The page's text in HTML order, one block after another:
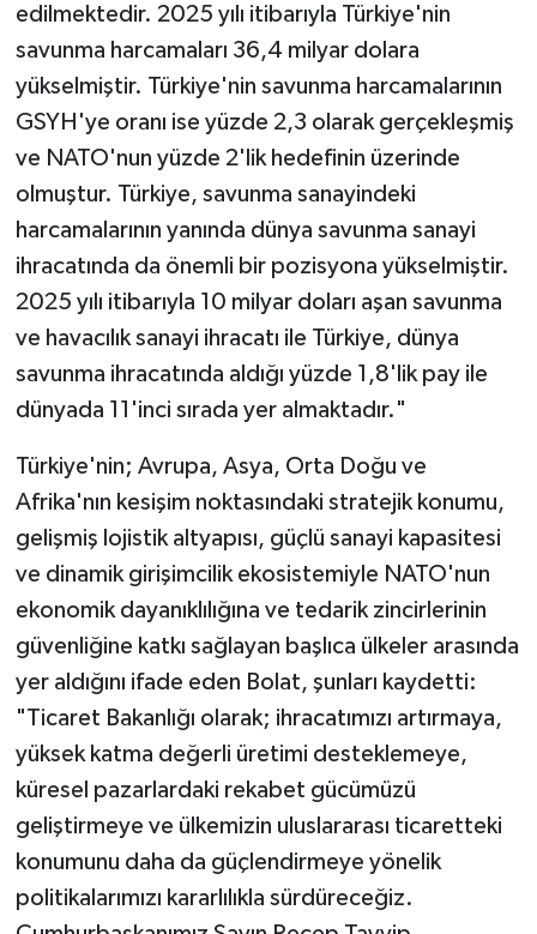
edilmektedir. 2025 yılı itibarıyla Türkiye'nin
savunma harcamaları 36,4 milyar dolara
yükselmiştir. Türkiye'nin savunma harcamalarının
GSYH'ye oranı ise yüzde 2,3 olarak gerçekleşmiş
ve NATO'nun yüzde 2'lik hedefinin üzerinde
olmuştur. Türkiye, savunma sanayindeki
harcamalarının yanında dünya savunma sanayi
ihracatında da önemli bir pozisyona yükselmiştir.
2025 yılı itibarıyla 10 milyar doları aşan savunma
ve havacılık sanayi ihracatı ile Türkiye, dünya
savunma ihracatında aldığı yüzde 1,8'lik pay ile
dünyada 11'inci sırada yer almaktadır."
Türkiye'nin; Avrupa, Asya, Orta Doğu ve
Afrika'nın kesişim noktasındaki stratejik konumu,
gelişmiş lojistik altyapısı, güçlü sanayi kapasitesi
ve dinamik girişimcilik ekosistemiyle NATO'nun
ekonomik dayanıklılığına ve tedarik zincirlerinin
güvenliğine katkı sağlayan başlıca ülkeler arasında
yer aldığını ifade eden Bolat, şunları kaydetti:
"Ticaret Bakanlığı olarak; ihracatımızı artırmaya,
yüksek katma değerli üretimi desteklemeye,
küresel pazarlardaki rekabet gücümüzü
geliştirmeye ve ülkemizin uluslararası ticaretteki
konumunu daha da güçlendirmeye yönelik
politikalarımızı kararlılıkla sürdüreceğiz.